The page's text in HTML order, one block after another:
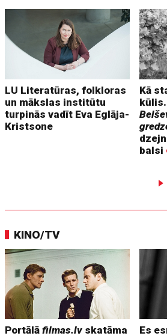
LU Literatūras, folkloras
un mākslas institūtu
turpinās vadīt Eva Eglāja-
Kristsone
Kā
balsi
KINO/TV
Portālāfilmas.lv skatāma
Es